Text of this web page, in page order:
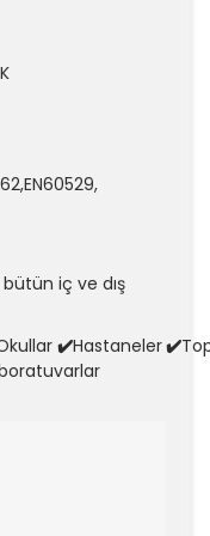
iç ve dış
✔️Hastaneler✔️